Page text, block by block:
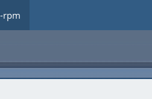
rpm